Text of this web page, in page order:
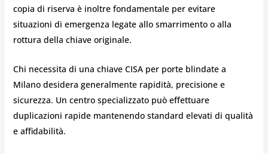
copia di riserva è inoltre fondamentale per evitare
situazioni di emergenza legate allo smarrimento o alla
rottura della chiave originale.
Chi necessita di una chiave CISA per porte blindate a
Milano desidera generalmente rapidità, precisione e
sicurezza. Un centro specializzato può effettuare
duplicazioni rapide mantenendo standard elevati di qualità
e affidabilità.